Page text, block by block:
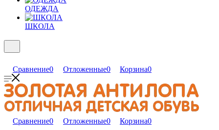
ОДЕЖДА
ШКОЛА
Сравнение0 Отложенные0 Корзина0
Сравнение0 Отложенные0 Корзина0